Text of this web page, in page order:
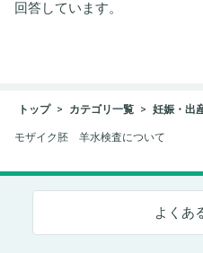
回答しています。
トップ カテゴリ一覧 妊娠・出
モザイク胚 羊水検査について
よくあ